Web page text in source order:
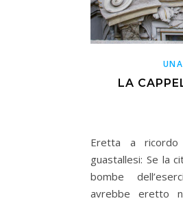
LA
Eretta a
guastallesi: Se la
bombe
avrebbe eretto